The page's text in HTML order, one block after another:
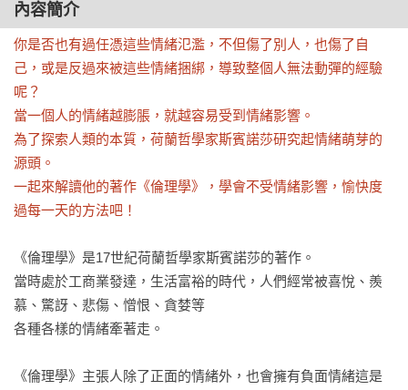
內容簡介
你是否也有過任憑這些情緒氾濫，不但傷了別人，也傷了自
己，或是反過來被這些情緒捆綁，導致整個人無法動彈的經驗
呢？
當一個人的情緒越膨脹，就越容易受到情緒影響。
為了探索人類的本質，荷蘭哲學家斯賓諾莎研究起情緒萌芽的
源頭。
一起來解讀他的著作《倫理學》，學會不受情緒影響，愉快度
過每一天的方法吧！
《倫理學》是17世紀荷蘭哲學家斯賓諾莎的著作。
當時處於工商業發達，生活富裕的時代，人們經常被喜悅、羨
慕、驚訝、悲傷、憎恨、貪婪等
各種各樣的情緒牽著走。
《倫理學》主張人除了正面的情緒外，也會擁有負面情緒這是